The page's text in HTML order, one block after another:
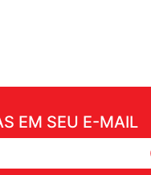
EM SEU E-MAIL